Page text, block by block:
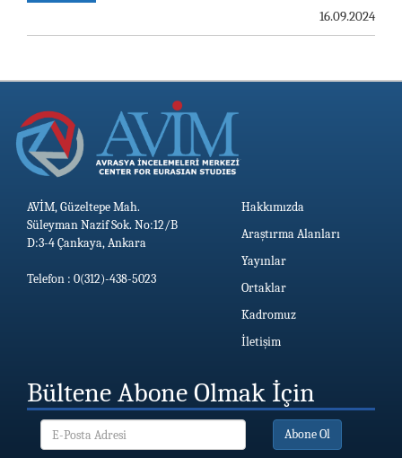
16.09.2024
AVİM, Güzeltepe Mah.
Süleyman Nazif Sok. No:12/B
D:3-4 Çankaya, Ankara
Telefon : 0(312)-438-5023
Hakkımızda
Araştırma Alanları
Yayınlar
Ortaklar
Kadromuz
İletişim
Bültene Abone Olmak İçin
Abone Ol